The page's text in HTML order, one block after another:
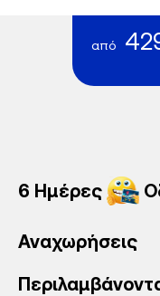
από
6 Ημέρες
Αναχωρήσεις